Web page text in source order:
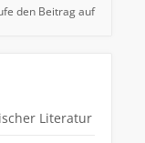
den Beitrag auf
Literatur